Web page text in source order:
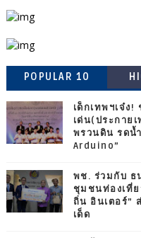
POPULAR 10
เด็กเทพฯเจ๋ง
เด่น(ประกาย
พรวนดิน รดน้
Arduino”
พช. ร่วมกับ ธ
ชุมชนท่องเที่ย
ถิ่น อินเตอร์”
เด็ด